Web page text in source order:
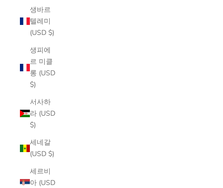
생바르
텔레미
(USD $)
생피에
르 미클
롱 (USD
$)
서사하
라 (USD
$)
세네갈
(USD $)
세르비
아 (USD